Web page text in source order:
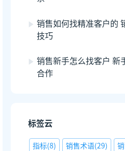
销售如何找精准客户的
技巧
销售新手怎么找客户 新
合作
标签云
指标(8) 销售术语(29)